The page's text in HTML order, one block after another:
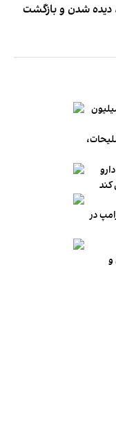
دیده شدن و بازگشت
مسکن در تهران به متری ۲۴۰ میلیون
در
و